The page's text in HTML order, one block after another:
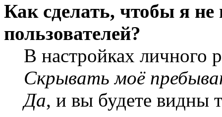
Как сделать, чтобы я
пользователей?
В настройках личного
Скрывать моё
Да, и вы будете видны